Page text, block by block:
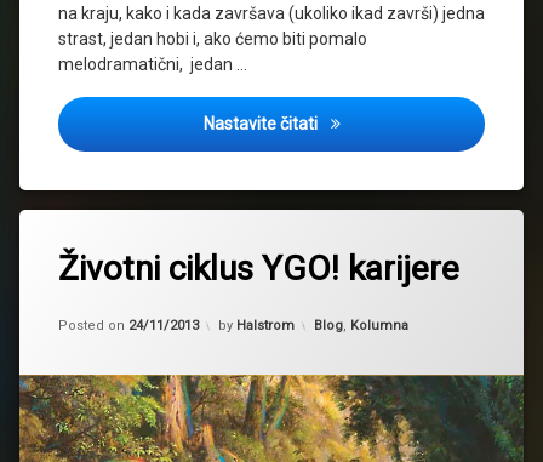
na kraju, kako i kada završava (ukoliko ikad završi) jedna
strast, jedan hobi i, ako ćemo biti pomalo
melodramatični, jedan …
Nastavite čitati Životni ciklus YGO! karijere
Životni ciklus YGO! karijere
Posted on 24/11/2013
Updated on 14/08/2015
by Halstrom Kategorije:
Blog, Kolumna